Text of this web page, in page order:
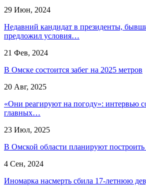
29 Июн, 2024
Недавний кандидат в президенты,
предложил условия…
21 Фев, 2024
В Омске состоится забег на 2025 метров
20 Авг, 2025
«Они реагируют на погоду»: интервью
главных…
23 Июл, 2025
В Омской области планируют
4 Сен, 2024
Иномарка насмерть сбила 17-летнюю